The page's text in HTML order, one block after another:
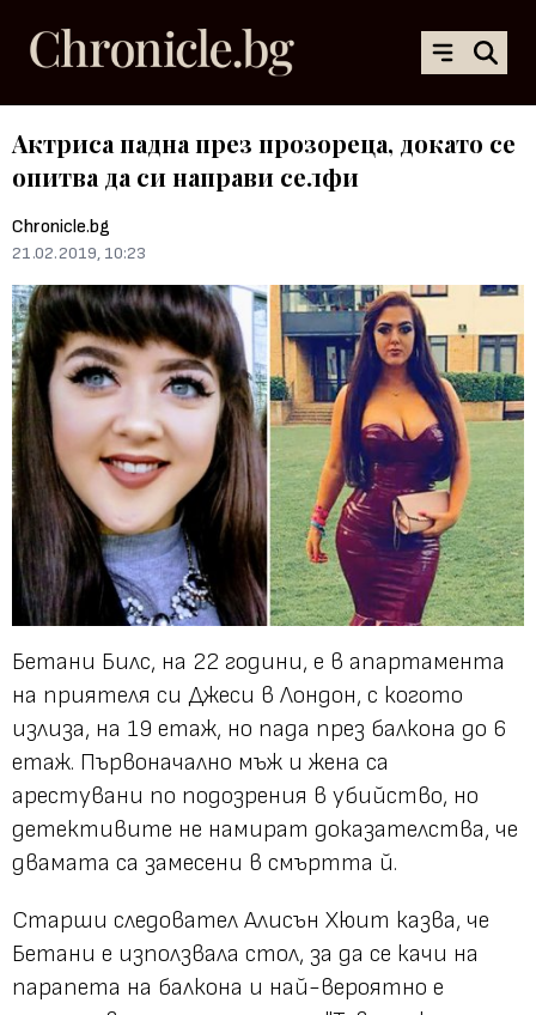
Актриса падна през прозореца, докато се
опитва да си направи селфи
Chronicle.bg
21.02.2019, 10:23
Бетани Билс, на 22 години, е в апартамента
на приятеля си Джеси в Лондон, с когото
излиза, на 19 етаж, но пада през балкона до 6
етаж. Първоначално мъж и жена са
арестувани по подозрения в убийство, но
детективите не намират доказателства, че
двамата са замесени в смъртта й.
Старши следовател Алисън Хюит казва, че
Бетани е използвала стол, за да се качи на
парапета на балкона и най-вероятно е